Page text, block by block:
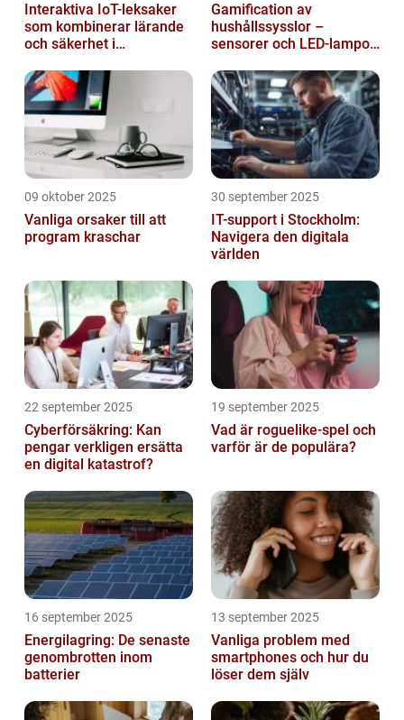
Interaktiva IoT-leksaker
som kombinerar lärande
och säkerhet i
Gamification av
hushållssysslor –
sensorer och LED-lampor
09 oktober 2025
Vanliga orsaker till att
program kraschar
30 september 2025
IT-support i Stockholm:
Navigera den digitala
världen
22 september 2025
Cyberförsäkring: Kan
pengar verkligen ersätta
en digital katastrof?
19 september 2025
Vad är roguelike-spel och
varför är de populära?
16 september 2025
Energilagring: De senaste
genombrotten inom
batterier
13 september 2025
Vanliga problem med
smartphones och hur du
löser dem själv